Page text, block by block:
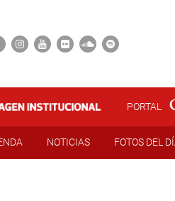
PORTAL
NOTICIAS FOTOS DEL